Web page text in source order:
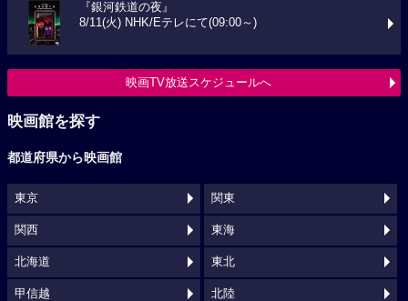
『銀河鉄道の夜』
8/11(火) NHK/Eテレにて(09:00～)
映画TV放送スケジュールへ
映画館を探す
都道府県から映画館
東京 関東
関西 東海
北海道 東北
甲信越 北陸